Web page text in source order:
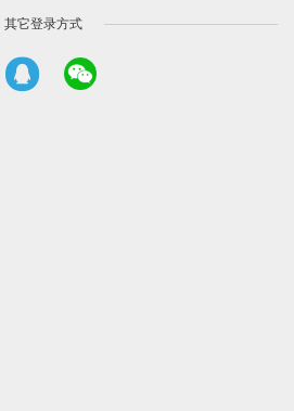
其它登录方式